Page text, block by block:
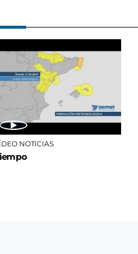
NOTICIAS